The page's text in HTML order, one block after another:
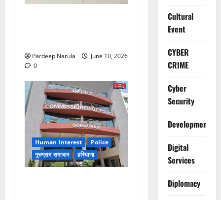
Pardeep Narula
June 10, 2026
0
Human Interest
Police
गुरुग्राम समाचार
हरियाणा
Cultural
Event
CYBER
CRIME
Cyber
Security
Development
Digital
Services
Diplomacy